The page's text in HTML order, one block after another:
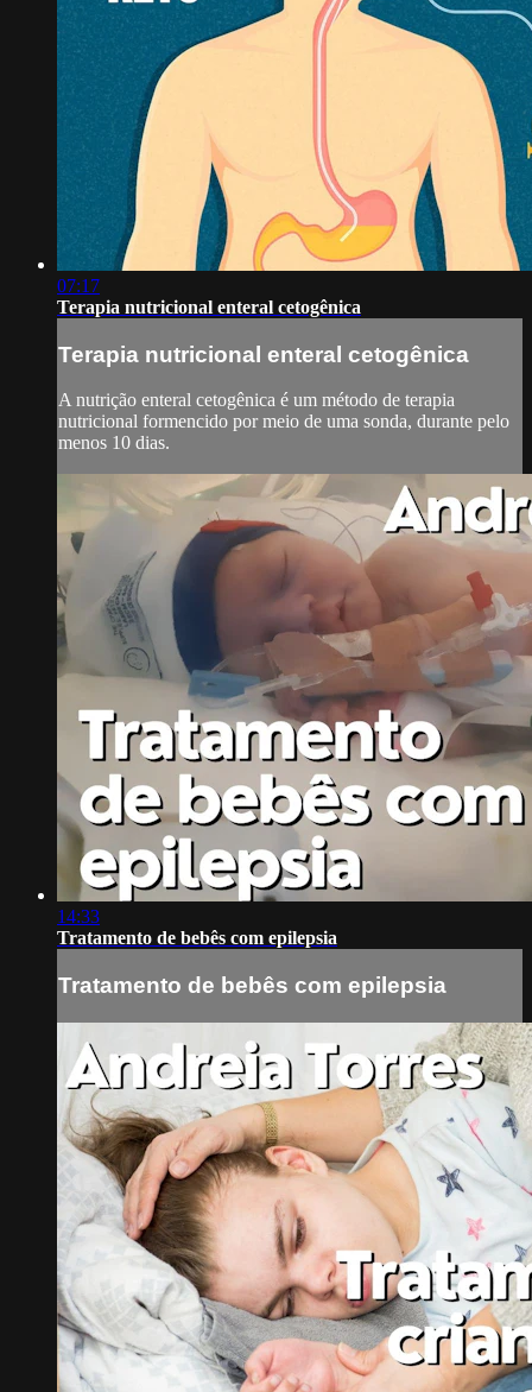
07:17
Terapia nutricional enteral cetogênica
Terapia nutricional enteral cetogênica
A nutrição enteral cetogênica é um método de terapia
nutricional formencido por meio de uma sonda, durante pelo
menos 10 dias.
14:33
Tratamento de bebês com epilepsia
Tratamento de bebês com epilepsia